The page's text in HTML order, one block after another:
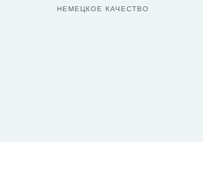
НЕМЕЦКОЕ КАЧЕСТВО